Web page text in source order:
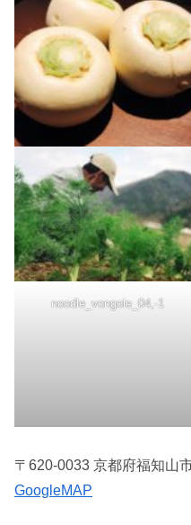
noodle_vongole_04,-1
〒620-0033 京都府福知山
GoogleMAP